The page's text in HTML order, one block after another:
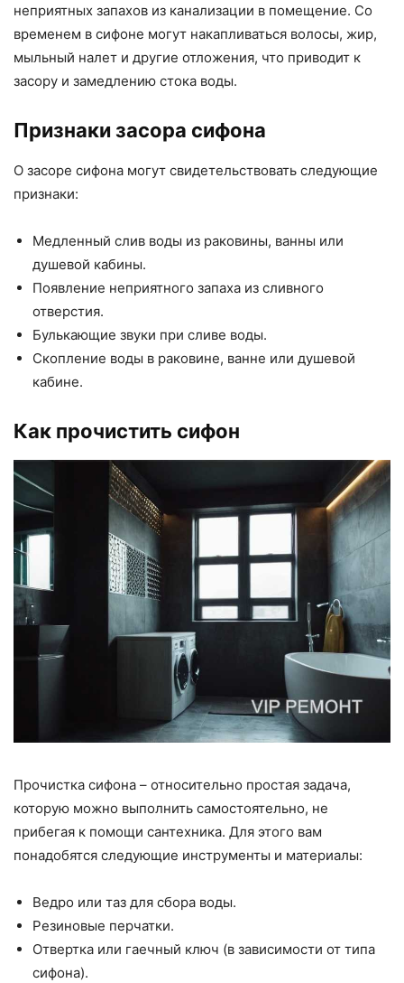
неприятных запахов из канализации в помещение. Со
временем в сифоне могут накапливаться волосы, жир,
мыльный налет и другие отложения, что приводит к
засору и замедлению стока воды.
Признаки засора сифона
О засоре сифона могут свидетельствовать следующие
признаки:
Медленный слив воды из раковины, ванны или
душевой кабины.
Появление неприятного запаха из сливного
отверстия.
Булькающие звуки при сливе воды.
Скопление воды в раковине, ванне или душевой
кабине.
Как прочистить сифон
Прочистка сифона – относительно простая задача,
которую можно выполнить самостоятельно, не
прибегая к помощи сантехника. Для этого вам
понадобятся следующие инструменты и материалы:
Ведро или таз для сбора воды.
Резиновые перчатки.
Отвертка или гаечный ключ (в зависимости от типа
сифона).